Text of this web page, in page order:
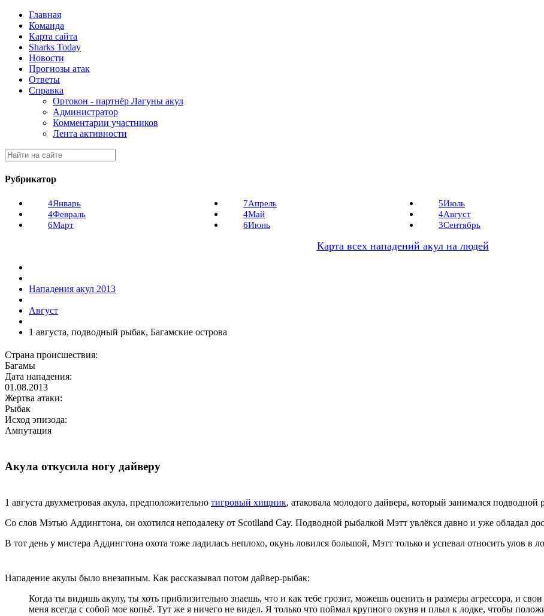
Главная
Команда
Карта сайта
Sharks Today
Новости
Прогнозы атак
Ответы
Справка
Ортокон - партнёр Лагуны акул
Администратор
Комментарии участников
Лента активности
Рубрикатор
4Январь
4Февраль
6Март
7Апрель
4Май
6Июнь
5Июль
4Август
3Сентябрь
Карта всех нападений акул на людей
Нападения акул 2013
Август
1 августа, подводный рыбак, Багамские острова
Страна происшествия:
Багамы
Дата нападения:
01.08.2013
Жертва атаки:
Рыбак
Исход эпизода:
Ампутация
Акула откусила ногу дайверу
1 августа двухметровая акула, предположительно тигровый хищник, атаковала молодого дайвера, который занимался
Со слов Мэтью Аддингтона, он охотился неподалеку от Scotlland Cay. Подводной рыбалкой Мэтт увлёкся давно и уже обладал
В тот день у мистера Аддингтона охота тоже ладилась неплохо, окунь ловился большой, Мэтт только и успевал относить улов в
Нападение акулы было внезапным. Как рассказывал потом дайвер-рыбак:
Когда ты видишь акулу, ты хоть приблизительно знаешь, что и как тебе грозит, можешь оценить и размеры агрессора, и
меня всегда с собой мое копьё. Тут же я ничего не видел. Я только что поймал крупного окуня и плыл к лодке, чтобы